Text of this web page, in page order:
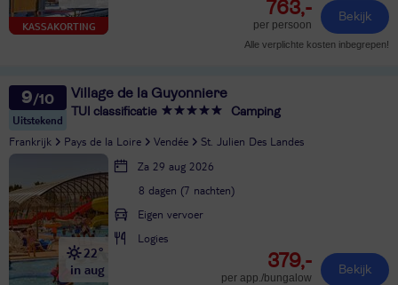
KASSAKORTING
763,-
per persoon
Bekijk
Alle verplichte kosten inbegrepen!
9
Uitstekend
Village de la Guyonniere
TUI classificatie Camping
Frankrijk Pays de la Loire Vendée St. Julien Des Landes
22°
in aug
Za 29 aug 2026
8 dagen (7 nachten)
Eigen vervoer
Logies
379,-
per app./bungalow
Bekijk